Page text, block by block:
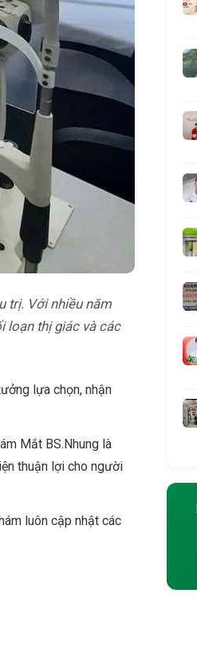
trị. Với nhiều năm
loạn thị giác và các
lựa chọn, nhận
Mắt BS.Nhung là
thuận lợi cho người
luôn cập nhật các